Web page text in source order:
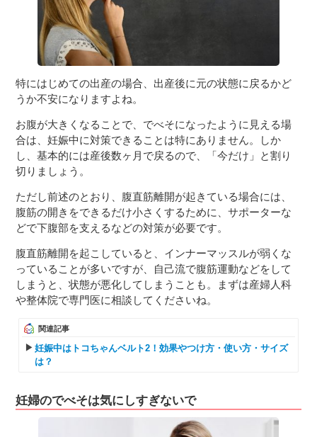
特にはじめての出産の場合、出産後に元の状態に戻るかど
うか不安になりますよね。
お腹が大きくなることで、でべそになったように見える場
合は、妊娠中に対策できることは特にありません。しか
し、基本的には産後数ヶ月で戻るので、「今だけ」と割り
切りましょう。
ただし前述のとおり、腹直筋離開が起きている場合には、
腹筋の開きをできるだけ小さくするために、サポーターな
どで下腹部を支えるなどの対策が必要です。
腹直筋離開を起こしていると、インナーマッスルが弱くな
っていることが多いですが、自己流で腹筋運動などをして
しまうと、状態が悪化してしまうことも。まずは産婦人科
や整体院で専門医に相談してくださいね。
関連記事
妊娠中はトコちゃんベルト2！効果やつけ方・使い方・サイズ
は？
妊婦のでべそは気にしすぎないで